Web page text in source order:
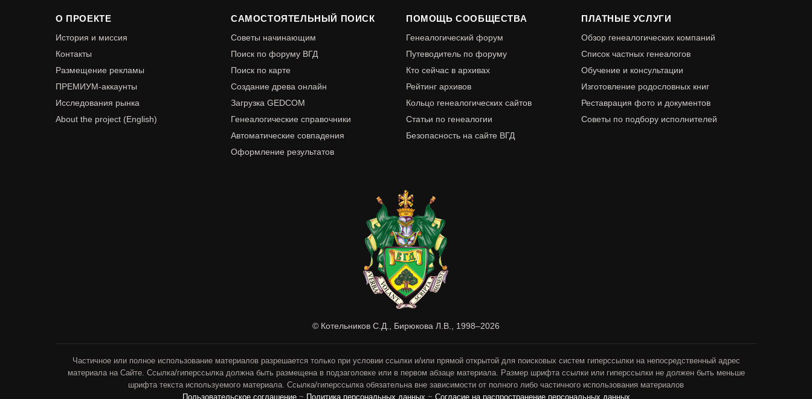
О ПРОЕКТЕ
История и миссия
Контакты
Размещение рекламы
ПРЕМИУМ-аккаунты
Исследования рынка
About the project (English)
САМОСТОЯТЕЛЬНЫЙ ПОИСК
Советы начинающим
Поиск по форуму ВГД
Поиск по карте
Создание древа онлайн
Загрузка GEDCOM
Генеалогические справочники
Автоматические совпадения
Оформление результатов
ПОМОЩЬ СООБЩЕСТВА
Генеалогический форум
Путеводитель по форуму
Кто сейчас в архивах
Рейтинг архивов
Кольцо генеалогических сайтов
Статьи по генеалогии
Безопасность на сайте ВГД
ПЛАТНЫЕ УСЛУГИ
Обзор генеалогических компаний
Список частных генеалогов
Обучение и консультации
Изготовление родословных книг
Реставрация фото и документов
Советы по подбору исполнителей
© Котельников С.Д., Бирюкова Л.В., 1998–2026
Частичное или полное использование материалов разрешается только при условии ссылки и/или прямой открытой для поисковых систем гиперссылки на непосредственный адрес
материала на Сайте. Ссылка/гиперссылка должна быть размещена в подзаголовке или в первом абзаце материала. Размер шрифта ссылки или гиперссылки не должен быть меньше
шрифта текста используемого материала. Ссылка/гиперссылка обязательна вне зависимости от полного либо частичного использования материалов
Пользовательское соглашение~ Политика персональных данных ~ Согласие на распространение персональных данных